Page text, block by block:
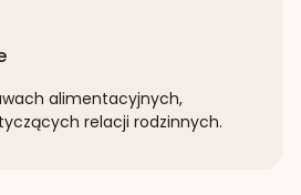
alimentacyjnych,
relacji rodzinnych.